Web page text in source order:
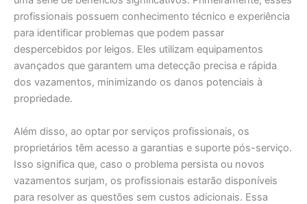
profissionais possuem conhecimento técnico e experiência
para identificar problemas que podem passar
despercebidos por leigos. Eles utilizam equipamentos
avançados que garantem uma detecção precisa e rápida
dos vazamentos, minimizando os danos potenciais à
propriedade.
Além disso, ao optar por serviços profissionais, os
proprietários têm acesso a garantias e suporte pós-serviço.
Isso significa que, caso o problema persista ou novos
vazamentos surjam, os profissionais estarão disponíveis
para resolver as questões sem custos adicionais. Essa